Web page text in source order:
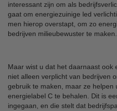
interessant zijn om als
gaat om energiezuinige led
men hierop overstapt, om zo
bedrijven milieubewuster te maken.
Maar wist u dat het daarnaast ook
niet alleen verplicht van bedrijven
gebruik te maken, maar ze helpen
energielabel C te behalen. Dit is
ingegaan, en die stelt dat